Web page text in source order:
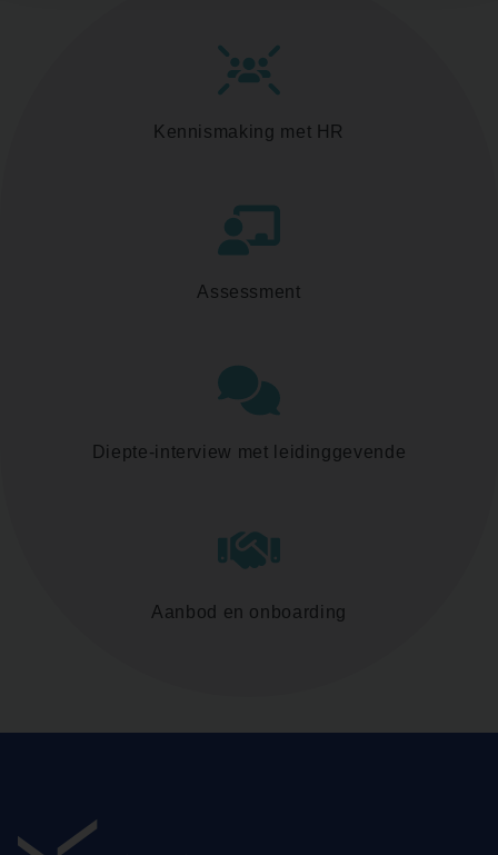
Kennismaking met HR
Assessment
Diepte-interview met leidinggevende
Aanbod en onboarding